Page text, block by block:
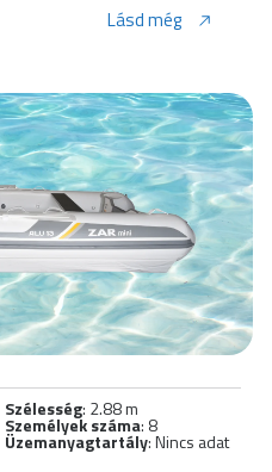
Lásd még
Szélesség: 2.88 m
Személyek száma: 8
Üzemanyagtartály: Nincs adat